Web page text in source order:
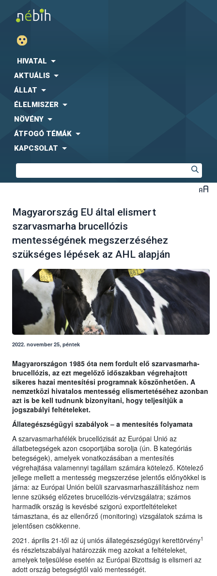
HIVATAL
AKTUÁLIS
ÁLLAT
ÉLELMISZER
NÖVÉNY
ÁTFOGÓ TÉMÁK
KAPCSOLAT
Magyarország EU által elismert
szarvasmarha brucellózis
mentességének megszerzéséhez
szükséges lépések az AHL alapján
2022. november 25, péntek
Magyarországon 1985 óta nem fordult elő szarvasmarha-
brucellózis, az ezt megelőző időszakban végrehajtott
sikeres hazai mentesítési programnak köszönhetően. A
nemzetközi hivatalos mentesség elismertetéséhez azonban
azt is be kell tudnunk bizonyítani, hogy teljesítjük a
jogszabályi feltételeket.
Állategészségügyi szabályok – a mentesítés folyamata
A szarvasmarhafélék brucellózisát az Európai Unió az
állatbetegségek azon csoportjába sorolja (ún. B kategóriás
betegségek), amelyek vonatkozásában a mentesítés
végrehajtása valamennyi tagállam számára kötelező. Kötelező
jellege mellett a mentesség megszerzése jelentős előnyökkel is
járna: az Európai Unión belüli szarvasmarhaszállításhoz nem
lenne szükség előzetes brucellózis-vérvizsgálatra; számos
harmadik ország is kevésbé szigorú exportfeltételeket
támasztana, és az ellenőrző (monitoring) vizsgálatok száma is
jelentősen csökkenne.
2021. április 21-től az új uniós állategészségügyi kerettörvény1
és részletszabályai határozzák meg azokat a feltételeket,
amelyek teljesülése esetén az Európai Bizottság is elismeri az
adott ország betegségtől való mentességét.